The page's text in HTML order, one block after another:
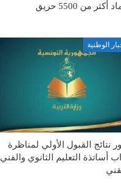
أكثر من 5500 حريق
الوطنية
نتائج القبول الأولي لمناظرة
أساتذة التعليم الثانوي والفني